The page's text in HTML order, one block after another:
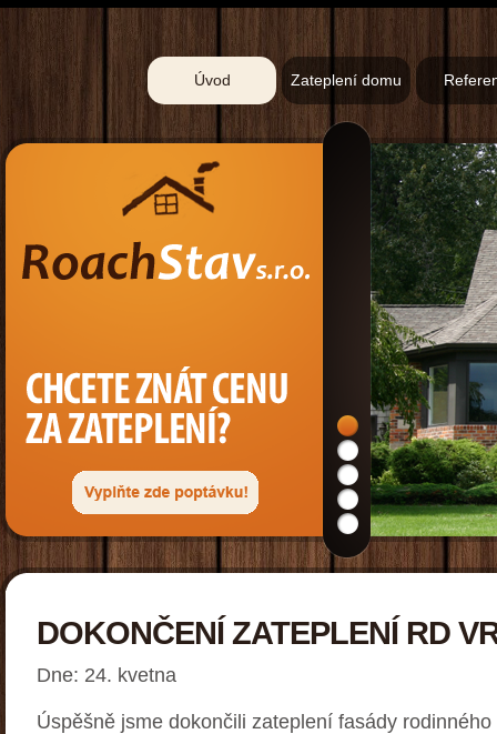
Úvod Zateplení domu
DOKONČENÍ ZATEPLENÍ RD
Dne: 24. kvetna
Úspěšně jsme dokončili zateplení fasády